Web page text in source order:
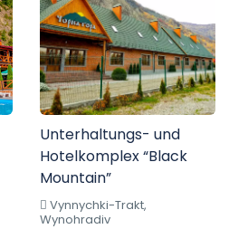
Unterhaltungs- und
Hotelkomplex “Black
Mountain”
Vynnychki-Trakt,
Wynohradiv